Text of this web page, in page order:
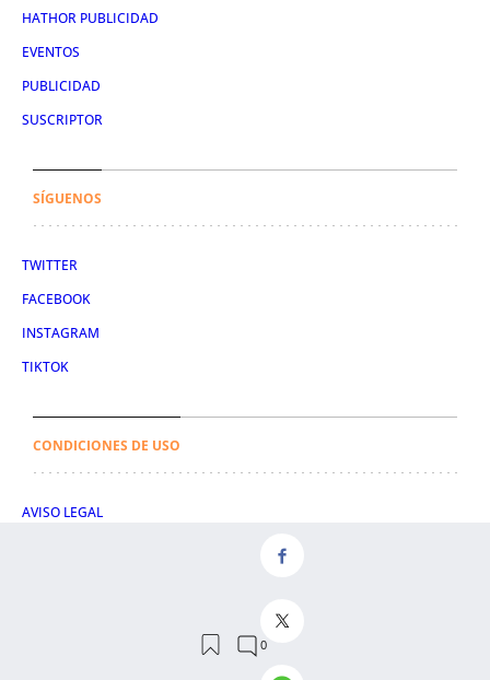
HATHOR PUBLICIDAD
EVENTOS
PUBLICIDAD
SUSCRIPTOR
SÍGUENOS
TWITTER
FACEBOOK
INSTAGRAM
TIKTOK
CONDICIONES DE USO
AVISO LEGAL